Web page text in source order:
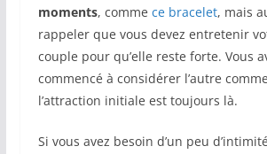
moments, comme ce bracelet, mais
rappeler que vous devez entretenir
couple pour qu’elle reste forte. Vous
commencé à considérer l’autre
l’attraction initiale est toujours là.
Si vous avez besoin d’un peu